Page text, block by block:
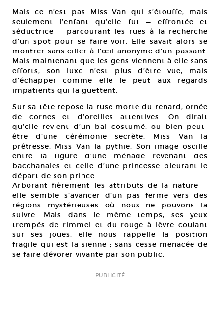
Mais ce n’est pas Miss Van qui s’étouffe, mais
seulement l’enfant qu’elle fut — effrontée et
séductrice — parcourant les rues à la recherche
d’un spot pour se faire voir. Elle savait alors se
montrer sans ciller à l’œil anonyme d’un passant.
Mais maintenant que les gens viennent à elle sans
efforts, son luxe n’est plus d’être vue, mais
d’échapper comme elle le peut aux regards
impatients qui la guettent.
Sur sa tête repose la ruse morte du renard, ornée
de cornes et d’oreilles attentives. On dirait
qu’elle revient d’un bal costumé, ou bien peut-
être d’une cérémonie secrète. Miss Van la
prêtresse, Miss Van la pythie. Son image oscille
entre la figure d’une ménade revenant des
bacchanales et celle d’une princesse pleurant le
départ de son prince.
Arborant fièrement les attributs de la nature —
elle semble s’avancer d’un pas ferme vers des
régions mystérieuses où nous ne pouvons la
suivre. Mais dans le même temps, ses yeux
trempés de rimmel et du rouge à lèvre coulant
sur ses joues, elle nous rappelle la position
fragile qui est la sienne ; sans cesse menacée de
se faire dévorer vivante par son public.
PUBLICITÉ